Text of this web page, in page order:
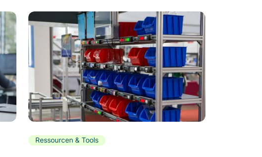
Ressourcen & Tools